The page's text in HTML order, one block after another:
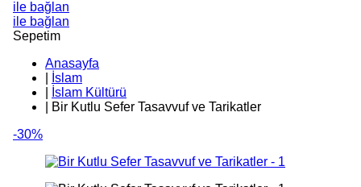
ile bağlan
ile bağlan
Sepetim
Anasayfa
İslam
İslam Kültürü
Bir Kutlu Sefer Tasavvuf ve Tarikatler
-30%